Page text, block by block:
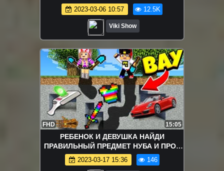
Детей /// Вики Шоу
2023-03-06 10:57 12.5K
Viki Show
FHD 15:05
РЕБЕНОК И ДЕВУШКА НАЙДИ
ПРАВИЛЬНЫЙ ПРЕДМЕТ НУБА И ПРО !
МАЙНКРАФТ ВЫЖИВАНИЕ БОМЖА
ВИДЕО MINECRAFT
2023-03-17 15:36 146